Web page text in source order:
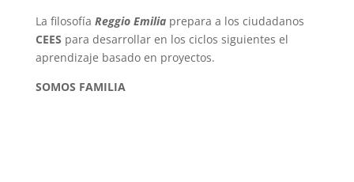
La filosofía Reggio Emiliaprepara a los ciudadanos
CEES para desarrollar en los ciclos siguientes el
aprendizaje basado en proyectos.
SOMOS FAMILIA